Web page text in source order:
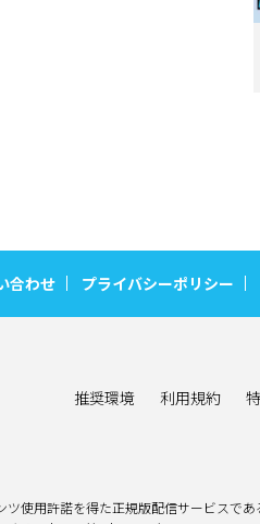
合わせ プライバシーポリシー
使用許諾を得た正規版配信サービスで
推奨環境 利用規約